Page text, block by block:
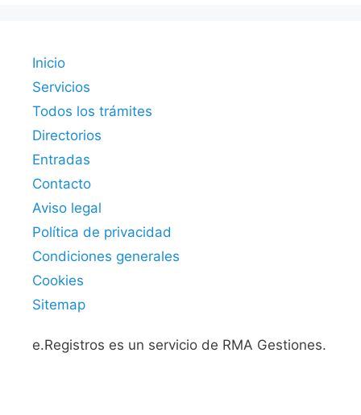
Inicio
Servicios
Todos los trámites
Directorios
Entradas
Contacto
Aviso legal
Política de privacidad
Condiciones generales
Cookies
Sitemap
e.Registros es un servicio de RMA Gestiones.